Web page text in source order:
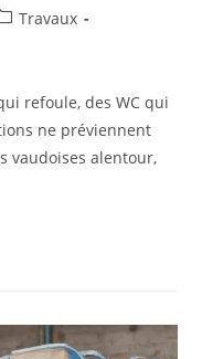
Travaux
refoule, des WC qui
ne préviennent
vaudoises alentour,